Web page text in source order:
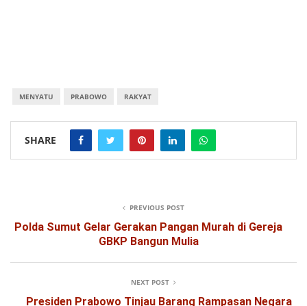
MENYATU PRABOWO RAKYAT
SHARE
PREVIOUS POST
Polda Sumut Gelar Gerakan Pangan Murah di Gereja
GBKP Bangun Mulia
NEXT POST
Presiden Prabowo Tinjau Barang Rampasan Negara